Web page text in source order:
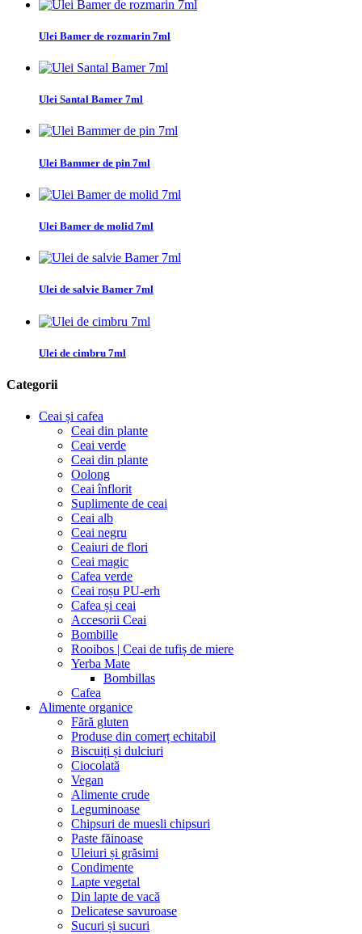
Ulei Bamer de rozmarin 7ml
Ulei Santal Bamer 7ml
Ulei Bammer de pin 7ml
Ulei Bamer de molid 7ml
Ulei de salvie Bamer 7ml
Ulei de cimbru 7ml
Categorii
Ceai și cafea
Ceai din plante
Ceai verde
Ceai din plante
Oolong
Ceai înflorit
Suplimente de ceai
Ceai alb
Ceai negru
Ceaiuri de flori
Ceai magic
Cafea verde
Ceai roșu PU-erh
Cafea și ceai
Accesorii Ceai
Bombille
Rooibos | Ceai de tufiș de miere
Yerba Mate
Bombillas
Cafea
Alimente organice
Fără gluten
Produse din comerț echitabil
Biscuiți și dulciuri
Ciocolată
Vegan
Alimente crude
Leguminoase
Chipsuri de muesli chipsuri
Paste făinoase
Uleiuri și grăsimi
Condimente
Lapte vegetal
Din lapte de vacă
Delicatese savuroase
Sucuri și sucuri